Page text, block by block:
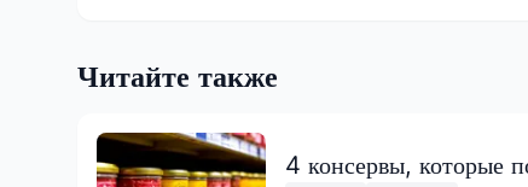
Читайте также
4 консервы, которые